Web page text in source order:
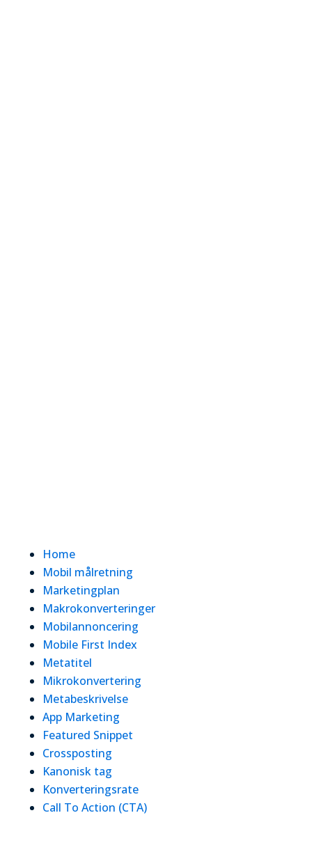
Home
Mobil målretning
Marketingplan
Makrokonverteringer
Mobilannoncering
Mobile First Index
Metatitel
Mikrokonvertering
Metabeskrivelse
App Marketing
Featured Snippet
Crossposting
Kanonisk tag
Konverteringsrate
Call To Action (CTA)